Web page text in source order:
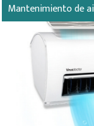
Mantenimiento de